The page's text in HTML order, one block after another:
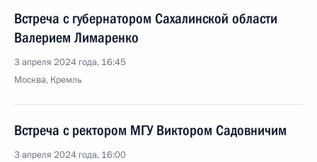
Встреча с губернатором Сахалинской области
Валерием Лимаренко
3 апреля 2024 года, 16:45
Москва, Кремль
Встреча с ректором МГУ Виктором Садовничим
3 апреля 2024 года, 16:00